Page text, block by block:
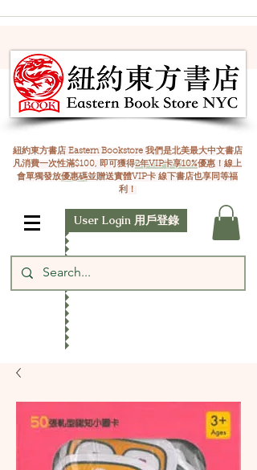
紐約東方書店 Eastern Bookstore 我們是北美最大中文書店
凡消費一次性滿$100, 即可獲得2年VIP卡享10%優惠！線上
會單獨發放優惠碼並贈送實體VIP卡 線下書店也享同等福
利！
User Login 用戶登錄